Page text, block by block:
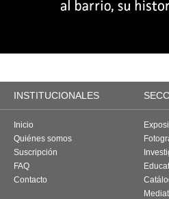
INSTITUCIONALES
Inicio
Quiénes somos
Suscripción
FAQ
Contacto